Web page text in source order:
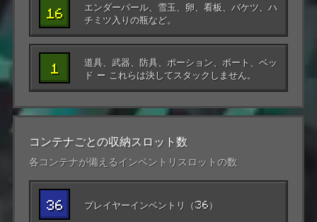
16
エンダーパール、雪玉、卵、看板、バケツ、ハ
チミツ入りの瓶など。
1
道具、武器、防具、ポーション、ボート、ベッ
ド — これらは決してスタックしません。
コンテナごとの収納スロット数
各コンテナが備えるインベントリスロットの数
36 プレイヤーインベントリ（36）